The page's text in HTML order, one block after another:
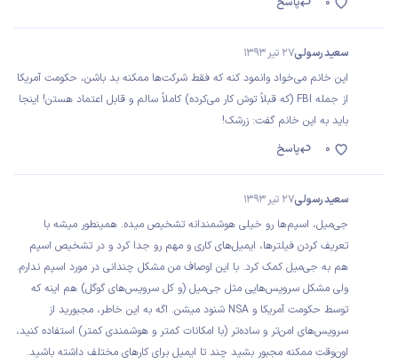
سعید رسولی27 تیر 1393
این خانم می‌خواد وانمود کنه که فقط شرکت‌ها ممکنه بد باشن، حکومت آمریکا
از جمله FBI (که قبلاً توش کار می‌کرده) کاملاً سالم و قابل اعتماد هستن! اینجا
باید به این خانم گفت: زرشک!
پاسخ
0
سعید رسولی27 تیر 1393
جی‌میل، اسپم‌ها رو خیلی هوشمندانه تشخیص میده. همینطور میشه با
تعریف کردن فیلترها، ایمیل‌های کاری و مهم رو جدا کرد و در تشخیص اسپم
هم به جی‌میل کمک کرد. با این اوصاف من مشکل چندانی در مورد اسپم ندارم.
ولی مشکل سرویس‌هایی مثل جی‌میل (و کل سرویس‌های گوگل) هم اینه که
توسط حکومت آمریکا و NSA شنود میشن. اگه به این خاطر، مجبورید از
سرویس‌های امن‌تر و ساده‌تر (با امکانات کمتر و هوشمندی کمتر) استفاده کنید،
اون‌وقت ممکنه مجبور بشید چند تا ایمیل برای کارهای مختلف داشته باشید.